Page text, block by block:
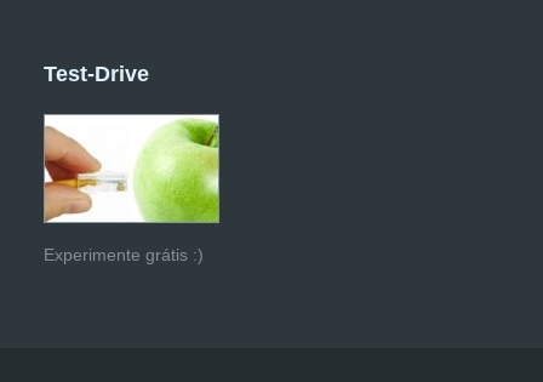
Test-Drive
Experimente grátis :)